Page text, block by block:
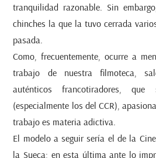
tranquilidad razonable. Sin
chinches la que la tuvo cerrada
pasada.
Como, frecuentemente, ocurre a
trabajo de nuestra filmoteca,
auténticos francotiradores, que
(especialmente los del CCR),
trabajo es materia adictiva.
El modelo a seguir sería el de la
la Sueca; en esta última ante lo